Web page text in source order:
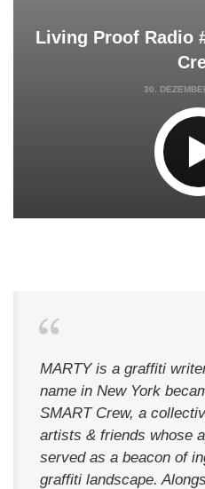
Living Proof Radio
30.
MARTY is a graffiti
name in New York
SMART Crew, a
artists & friends whose
served as a beacon of
graffiti landscape.